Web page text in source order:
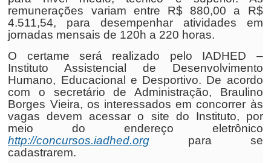
remunerações variam entre R$ 880,00 a R$
4.511,54, para desempenhar atividades em
jornadas mensais de 120h a 220 horas.
O certame será realizado pelo IADHED –
Instituto Assistencial de Desenvolvimento
Humano, Educacional e Desportivo. De acordo
com o secretário de Administração, Braulino
Borges Vieira, os interessados em concorrer às
vagas devem acessar o site do Instituto, por
meio do endereço eletrônico
http://concursos.iadhed.org para se
cadastrarem.